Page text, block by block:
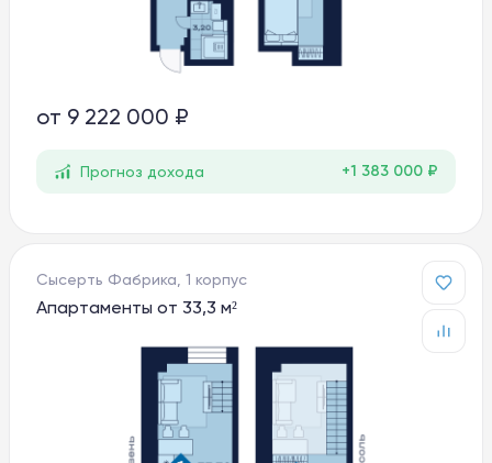
от 9 222 000 ₽
Прогноз дохода +1 383 000 ₽
Сысерть Фабрика, 1 корпус
Апартаменты от 33,3 м²